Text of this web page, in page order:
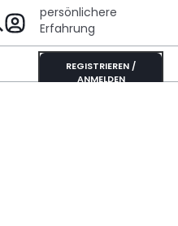
persönlichere
Erfahrung
REGISTRIEREN /
ANMELDEN